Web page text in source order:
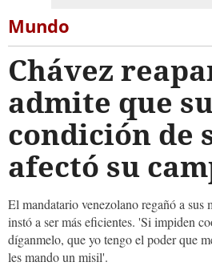
Mundo
Chávez
admite que
condición de
afectó su
El mandatario venezolano regañó a sus
instó a ser más eficientes. 'Si impiden
díganmelo, que yo tengo el poder que
les mando un misil'.